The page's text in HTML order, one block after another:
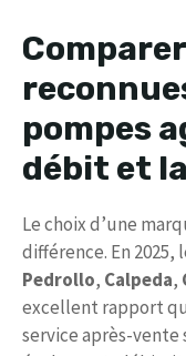
pompes
débit et
Le choix d’une
différence. En 2025,
Pedrollo, Calpeda,
excellent rapport
service après-vente